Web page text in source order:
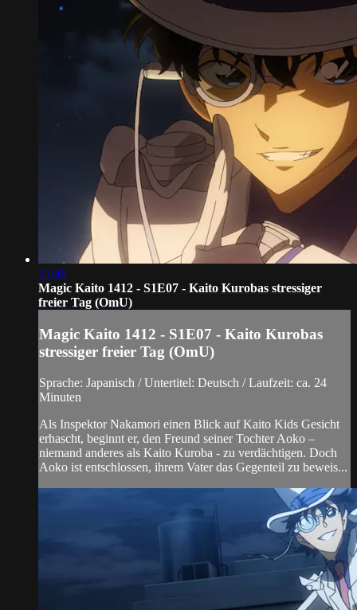
23:48
Magic Kaito 1412 - S1E07 - Kaito Kurobas stressiger
freier Tag (OmU)
Magic Kaito 1412 - S1E07 - Kaito Kurobas
stressiger freier Tag (OmU)
Sprache: Japanisch / Untertitel: Deutsch / Laufzeit: ca. 24
Minuten
Als Inspektor Nakamori einen Blick auf Kaito Kids Gesicht
erhascht, beginnt er, den Freund seiner Tochter Aoko –
niemand anderes als Kaito Kuroba - zu verdächtigen. Doch
Aoko ist entschlossen, ihrem Vater das Gegenteil zu beweis...